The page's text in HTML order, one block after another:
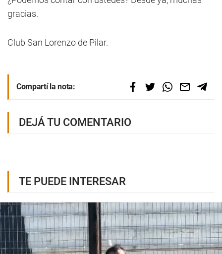
gracias.
Club San Lorenzo de Pilar.
Compartí la nota:
DEJÁ TU COMENTARIO
TE PUEDE INTERESAR